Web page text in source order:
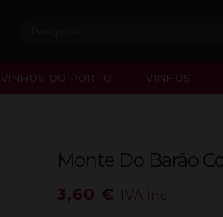
VINHOS DO PORTO VINHOS
Monte Do Barão
3,60 € IVA inc.